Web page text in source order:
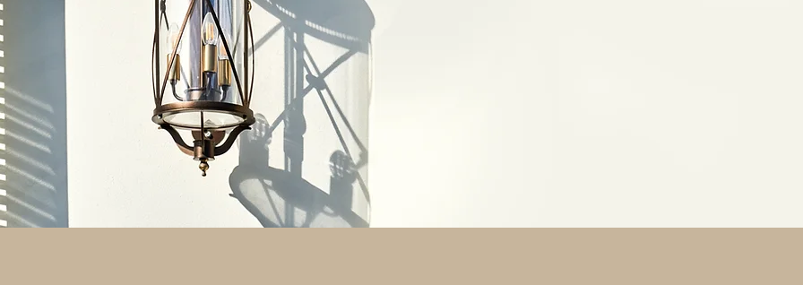
Eleganza e confort per un soggiorno
tra mare, sole e charme
Prenotate ora la vostra esperienza